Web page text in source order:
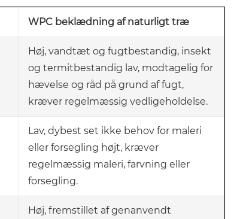
WPC beklædning af naturligt træ
Høj, vandtæt og fugtbestandig, insekt
og termitbestandig lav, modtagelig for
hævelse og råd på grund af fugt,
kræver regelmæssig vedligeholdelse.
Lav, dybest set ikke behov for maleri
eller forsegling højt, kræver
regelmæssig maleri, farvning eller
forsegling.
Høj, fremstillet af genanvendt